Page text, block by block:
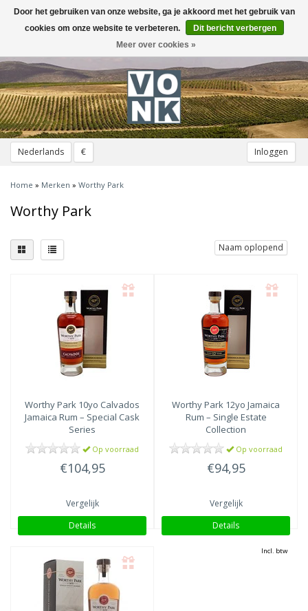
Nederlands € Inloggen
Toggle
navigation
Home » Merken » Worthy Park
Worthy Park
Naam oplopend
Worthy Park 10yo Calvados
Jamaica Rum – Special Cask
Series
Op voorraad
€104,95
Vergelijk
Details
Worthy Park 12yo Jamaica
Rum – Single Estate
Collection
Op voorraad
€94,95
Vergelijk
Details
Incl. btw
Door het gebruiken van onze website, ga je akkoord met het gebruik van
cookies om onze website te verbeteren.
Dit bericht verbergen
Meer over cookies »